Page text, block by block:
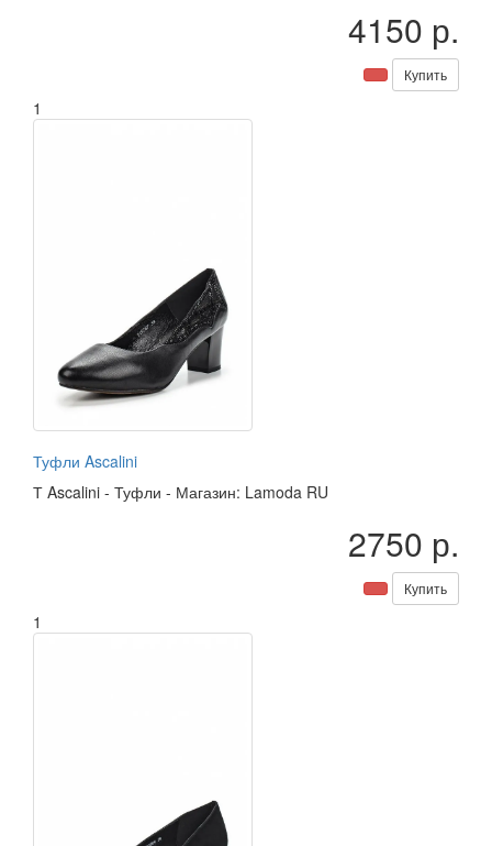
4150 р.
Купить
1
Туфли Ascalini
Т Ascalini - Туфли - Магазин: Lamoda RU
2750 р.
Купить
1